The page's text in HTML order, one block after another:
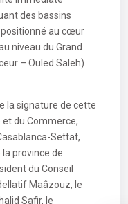
des bassins
au cœur
niveau du Grand
– Ouled Saleh)
la signature de cette
et du Commerce,
Settat,
province de
du Conseil
Maâzouz, le
Safir, le